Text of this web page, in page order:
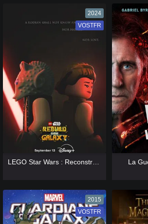
2024
VF
VOSTFR
La
2015
VF
VOSTFR